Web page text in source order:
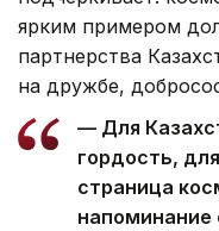
ярким примером
партнерства
на дружбе,
— Для
гордость,
страница
напоминание